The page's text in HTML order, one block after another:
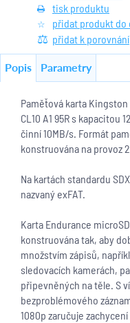
tisk produktu
přidat produkt do
přidat k porovnání
Popis Parametry
Paměťová karta
CL10 A1 95R s kapacitou
činní 10MB/s. Formát
konstruována na provoz
Na kartách standardu
nazvaný exFAT.
Karta Endurance
konstruována tak, aby
množstvím zápisů,
sledovacích kamerách,
připevněných na těle. S
bezproblémového
1080p zaručuje